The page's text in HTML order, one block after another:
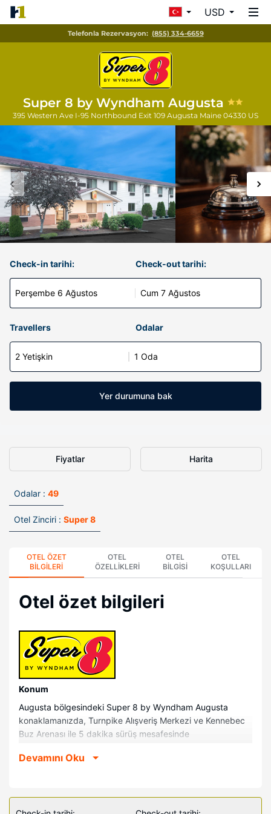
USD
Telefonla Rezervasyon: (855) 334-6659
Super 8 by Wyndham Augusta
395 Western Ave I-95 Northbound Exit 109 Augusta Maine 04330 US
Check-in tarihi:
Perşembe 6 Ağustos
Check-out tarihi:
Cum 7 Ağustos
Travellers Odalar
2 Yetişkin 1 Oda
Yer durumuna bak
Fiyatlar Harita
Odalar : 49
Otel Zinciri : Super 8
OTEL ÖZET
BILGILERI
OTEL
ÖZELLIKLERI
OTEL
BILGISI
OTEL
KOŞULLARI
Otel özet bilgileri
Konum
Augusta bölgesindeki Super 8 by Wyndham Augusta
konaklamanızda, Turnpike Alışveriş Merkezi ve Kennebec
Buz Arenası ile 5 dakika sürüş mesafesinde
km) ve Capitol Park ile 2,1 mi (3,5 km) mesafede.
Misafirlerimizin konforu ve rahatı için 49 klimalı oda
buzdolabı ve LED televizyon bulunmaktadır. Misafirlerimize
Devamını Oku